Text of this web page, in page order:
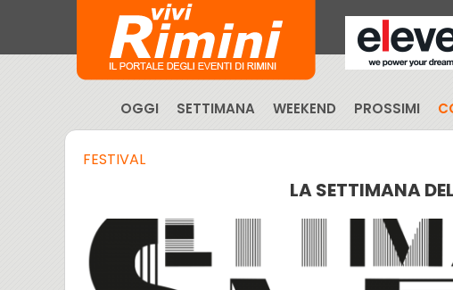
OGGI SETTIMANA WEEKEND PROSSIMI
FESTIVAL
LA SETTIMANA